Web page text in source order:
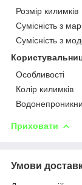
Розмір килимків
Сумісність з
Сумісність з
Особливості
Колір килимків
Приховати
Умови